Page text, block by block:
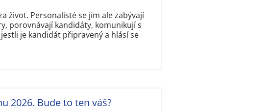
život. Personalisté se jím ale zabývají
porovnávají kandidáty, komunikují s
je kandidát připravený a hlásí se
2026. Bude to ten váš?